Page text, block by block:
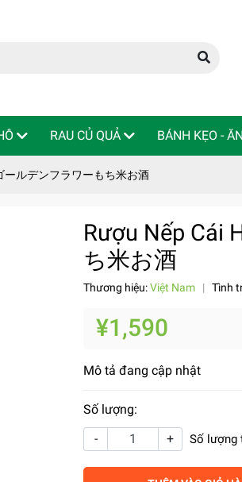
RAU CỦ QUẢ BÁNH KẸO -
ールデンフラワーもち米お酒
Rượu Nếp Cái
ち米お酒
Thương hiệu:Việt Nam | Tình
¥1,590
Mô tả đang cập nhật
Số lượng:
-
+ Số lượng